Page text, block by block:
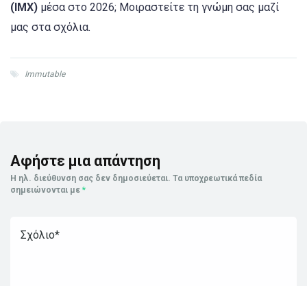
(IMX) μέσα στο 2026; Μοιραστείτε τη γνώμη σας μαζί
μας στα σχόλια.
Immutable
Αφήστε μια απάντηση
Η ηλ. διεύθυνση σας δεν δημοσιεύεται. Τα υποχρεωτικά πεδία
σημειώνονται με *